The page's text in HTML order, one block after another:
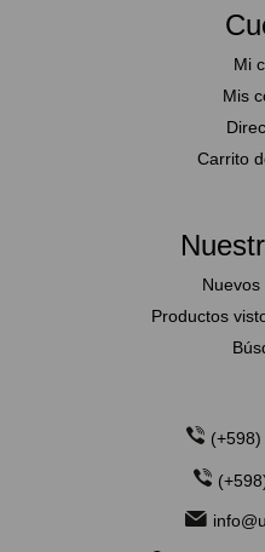
Mi
Mis
Carrito
Productos